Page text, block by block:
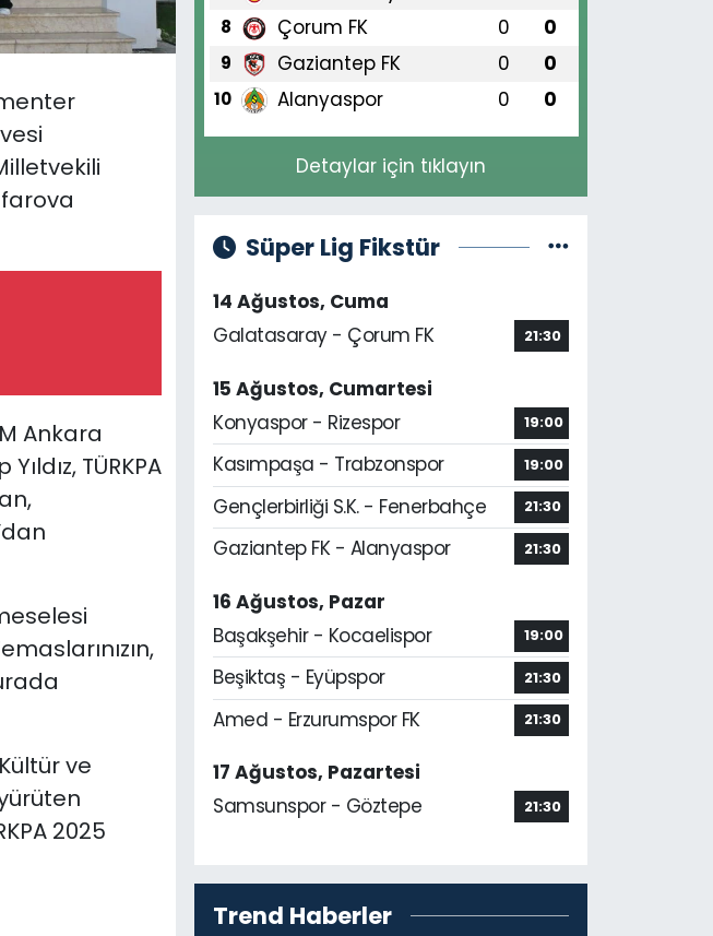
Ankara
TÜRKPA
ve
2025
8 Çorum FK 0 0
9 Gaziantep FK 0 0
10 Alanyaspor 0 0
Detaylar için tıklayın
Süper Lig Fikstür
14 Ağustos, Cuma
Galatasaray - Çorum FK
21:30
15 Ağustos, Cumartesi
Konyaspor - Rizespor
19:00
Kasımpaşa - Trabzonspor 19:00
Gençlerbirliği S.K. - Fenerbahçe 21:30
Gaziantep FK - Alanyaspor 21:30
16 Ağustos, Pazar
Başakşehir - Kocaelispor
19:00
Beşiktaş - Eyüpspor 21:30
Amed - Erzurumspor FK 21:30
17 Ağustos, Pazartesi
Samsunspor - Göztepe
21:30
Trend Haberler